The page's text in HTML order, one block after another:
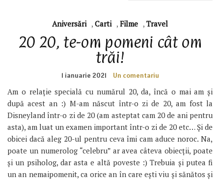
Aniversări , Carti , Filme , Travel
20 20, te-om pomeni cât om
trăi!
1 ianuarie 2021 Un comentariu
Am o relație specială cu numărul 20, da, încă o mai am și
după acest an :) M-am născut într-o zi de 20, am fost la
Disneyland într-o zi de 20 (am asteptat cam 20 de ani pentru
asta), am luat un examen important într-o zi de 20 etc… Și de
obicei dacă aleg 20-ul pentru ceva îmi cam aduce noroc. Na,
poate un numerolog “celebru” ar avea câteva obiecții, poate
și un psiholog, dar asta e altă poveste :) Trebuia și putea fi
un an nemaipomenit, ca orice an în care ești viu și sănătos și